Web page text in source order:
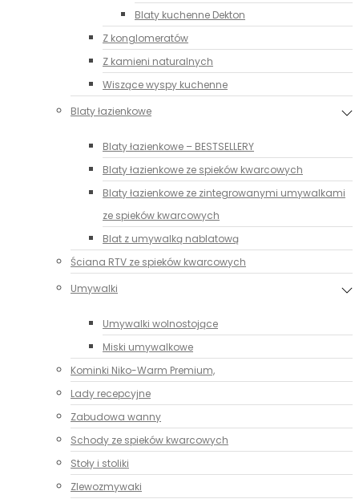
Blaty kuchenne Dekton
Z konglomeratów
Z kamieni naturalnych
Wiszące wyspy kuchenne
Blaty łazienkowe
Blaty łazienkowe – BESTSELLERY
Blaty łazienkowe ze spieków kwarcowych
Blaty łazienkowe ze zintegrowanymi umywalkami
ze spieków kwarcowych
Blat z umywalką nablatową
Ściana RTV ze spieków kwarcowych
Umywalki
Umywalki wolnostojące
Miski umywalkowe
Kominki Niko-Warm Premium,
Lady recepcyjne
Zabudowa wanny
Schody ze spieków kwarcowych
Stoły i stoliki
Zlewozmywaki